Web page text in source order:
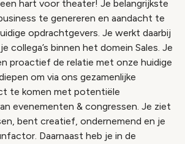
hart voor theater! Je belangrijkste
te genereren en aandacht te
opdrachtgevers. Je werkt daarbij
collega’s binnen het domein Sales. Je
proactief de relatie met onze huidige
om via ons gezamenlijke
te komen met potentiële
evenementen & congressen. Je ziet
bent creatief, ondernemend en je
Daarnaast heb je in de